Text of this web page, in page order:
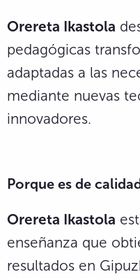
Orereta Ikastola
pedagógicas
adaptadas a las
mediante nuevas
innovadores.
Porque es de
Orereta Ikastola
enseñanza que
resultados en